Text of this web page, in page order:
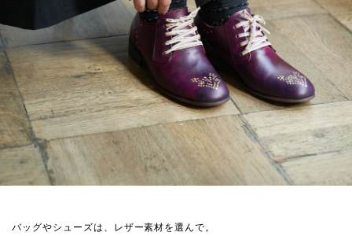
バッグやシューズは、レザー素材を選んで。